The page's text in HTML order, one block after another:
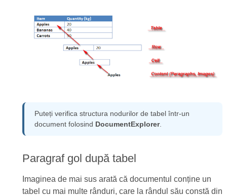
Puteți verifica structura nodurilor de tabel într-un
document folosind DocumentExplorer.
Paragraf gol după tabel
Imaginea de mai sus arată că documentul conține un
tabel cu mai multe rânduri, care la rândul său constă din